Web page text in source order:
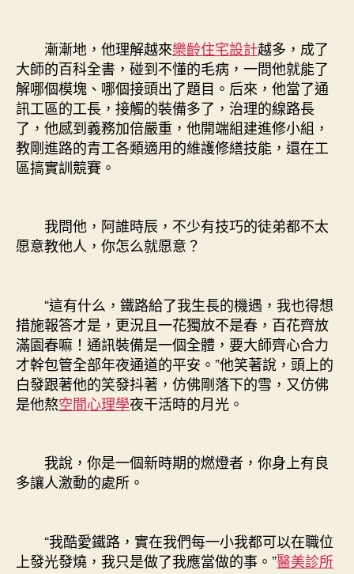
漸漸地，他理解越來樂齡住宅設計越多，成了
大師的百科全書，碰到不懂的毛病，一問他就能了
解哪個模塊、哪個接頭出了題目。后來，他當了通
訊工區的工長，接觸的裝備多了，治理的線路長
了，他感到義務加倍嚴重，他開端組建進修小組，
教剛進路的青工各類適用的維護修繕技能，還在工
區搞實訓競賽。
我問他，阿誰時辰，不少有技巧的徒弟都不太
愿意教他人，你怎么就愿意？
“這有什么，鐵路給了我生長的機遇，我也得想
措施報答才是，更況且一花獨放不是春，百花齊放
滿園春嘛！通訊裝備是一個全體，要大師齊心合力
才幹包管全部年夜通道的平安。”他笑著說，頭上的
白發跟著他的笑發抖著，仿佛剛落下的雪，又仿佛
是他熬空間心理學夜干活時的月光。
我說，你是一個新時期的燃燈者，你身上有良
多讓人激動的處所。
“我酷愛鐵路，實在我們每一小我都可以在職位
上發光發燒，我只是做了我應當做的事。”醫美診所